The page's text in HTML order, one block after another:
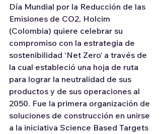
Día Mundial por la Reducción de las
Emisiones de CO2, Holcim
(Colombia) quiere celebrar su
compromiso con la estrategia de
sostenibilidad ‘Net Zero’ a través de
la cual estableció una hoja de ruta
para lograr la neutralidad de sus
productos y de sus operaciones al
2050. Fue la primera organización de
soluciones de construcción en unirse
a la iniciativa Science Based Targets